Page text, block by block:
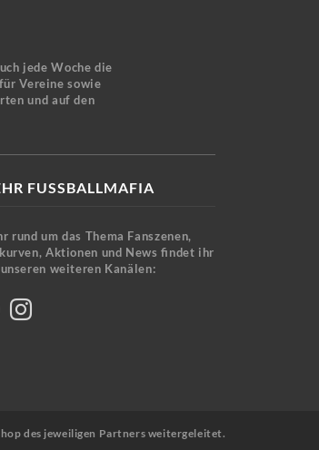
jede Woche die
Vereine sowie
und auf den
FUSSBALLMAFIA
rund um das Thema Fanszenen,
Aktionen und News findet ihr
weiteren Kanälen:
des jeweiligen Partners weitergeleitet.